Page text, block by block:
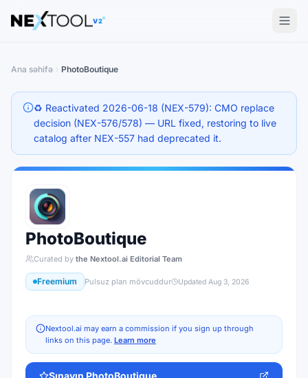
The AI tools directory — Find the Best AI Tools
V2
Ana səhifə PhotoBoutique
♻️ Reactivated 2026-06-18 (NEX-579): CMO replace
decision (NEX-576/578) — URL fixed, restoring to live
catalog after NEX-557 had deprecated it.
PhotoBoutique
Curated by the Nextool.ai Editorial Team
Freemium Pulsuz plan mövcuddur Updated Aug 3, 2026
Nextool.ai may earn a commission if you sign up through
links on this page. Learn more
Sınayın PhotoBoutique